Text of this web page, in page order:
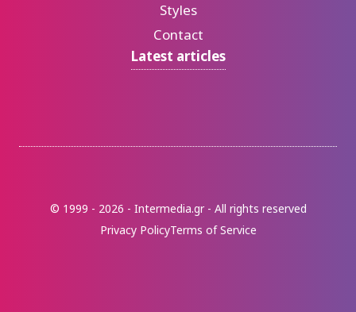
Styles
Contact
Latest articles
© 1999 - 2026 - Intermedia.gr - All rights reserved
Privacy PolicyTerms of Service